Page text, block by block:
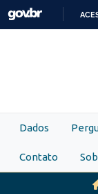
Skip to main content
Dados
Contato